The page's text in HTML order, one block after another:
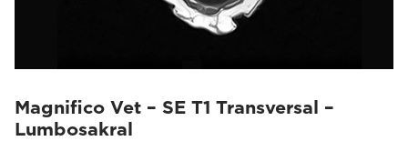
Magnifico Vet – SE T1 Transversal –
Lumbosakral